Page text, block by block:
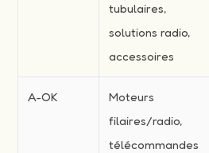
tubulaires,
solutions radio,
accessoires
A-OK
Moteurs
filaires/radio,
télécommandes